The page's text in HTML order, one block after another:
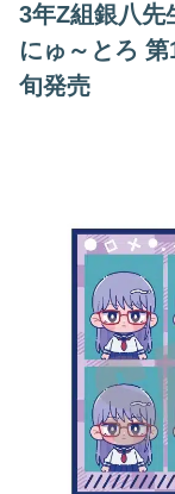
3年Z組銀八先
にゅ～とろ
旬発売